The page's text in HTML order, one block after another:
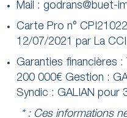
Mail : godrans@buet-
Carte Pro n°
12/07/2021 par La CCI
Garanties financières :
200 000€ Gestion :
Syndic : GALIAN pour
* : Ces informations